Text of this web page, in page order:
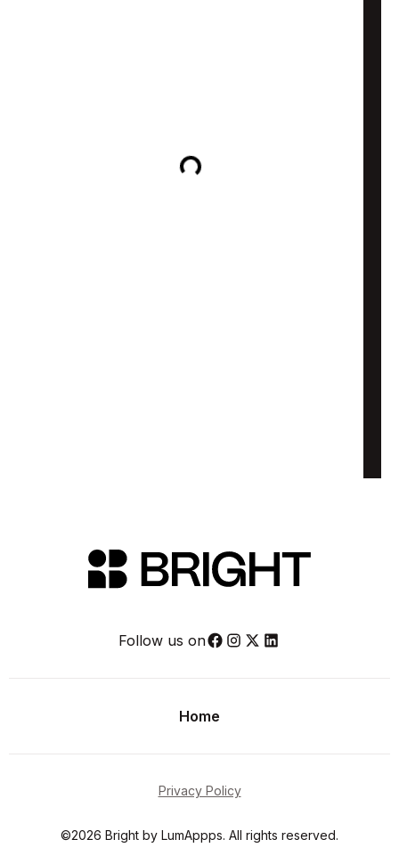
Follow us on
Home
©2026 Bright by LumAppps. All rights reserved.
Privacy Policy